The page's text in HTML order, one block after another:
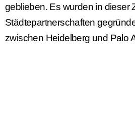
geblieben. Es wurden in dieser
Städtepartnerschaften
zwischen Heidelberg und Palo